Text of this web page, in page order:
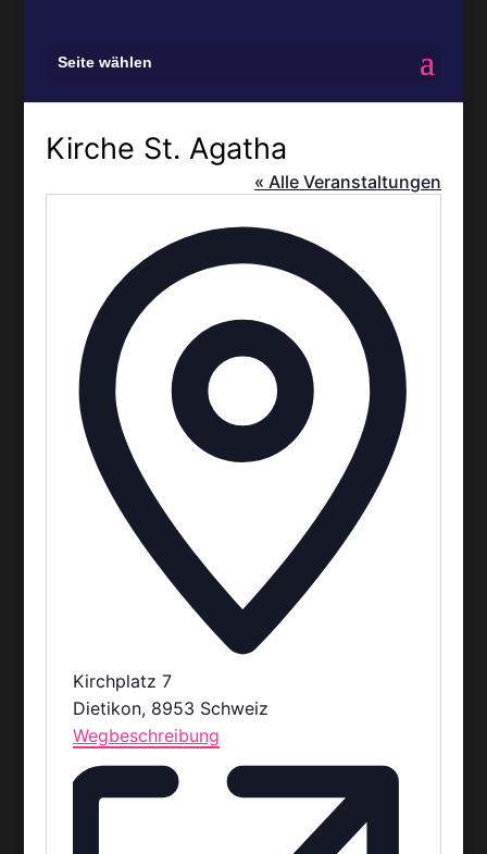
Seite wählen
Kirche St. Agatha
« Alle Veranstaltungen
Kirchplatz 7
Dietikon, 8953 Schweiz
Wegbeschreibung